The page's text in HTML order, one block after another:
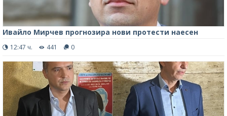
Ивайло Мирчев прогнозира нови протести наесен
12:47 ч. 441 0